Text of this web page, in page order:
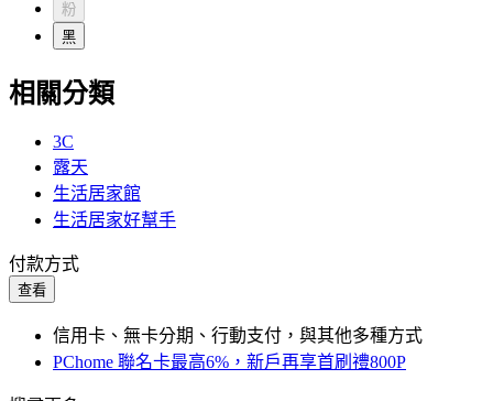
粉
黑
相關分類
3C
露天
生活居家館
生活居家好幫手
付款方式
查看
信用卡、無卡分期、行動支付，與其他多種方式
PChome 聯名卡最高6%，新戶再享首刷禮800P